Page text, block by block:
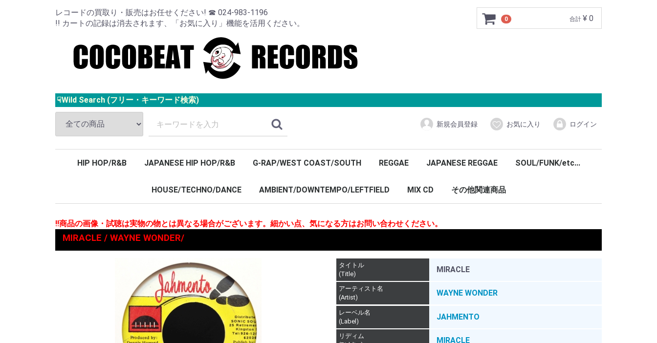
レコードの買取り・販売はお任せください! ☎ 024-983-1196
!! カートの記録は消去されます、「お気に入り」機能を活用ください。
0 合計 ¥ 0
☟Wild Search (フリー・キーワード検索)
新規会員登録 お気に入り ログイン
HIP HOP/R&B JAPANESE HIP HOP/R&B G-RAP/WEST COAST/SOUTH REGGAE JAPANESE REGGAE SOUL/FUNK/etc...
HOUSE/TECHNO/DANCE AMBIENT/DOWNTEMPO/LEFTFIELD MIX CD その他関連商品
!!商品の画像・試聴は実物の物とは異なる場合がございます。細かい点、気になる方はお問い合わせください。
MIRACLE / WAYNE WONDER/
タイトル
(Title)
MIRACLE
アーティスト名
(Artist)
WAYNE WONDER
レーベル名
(Label)
JAHMENTO
リディム
MIRACLE